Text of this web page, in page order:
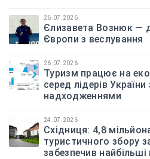
26.07.2026
Єлизавета Вознюк —
Європи з веслування
26.07.2026
Туризм працює на
серед лідерів
надходженнями
24.07.2026
Східниця: 4,8
туристичного збору
забезпечив